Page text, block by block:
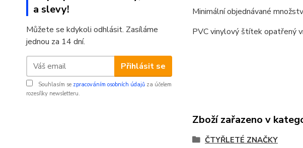
a slevy!
Můžete se kdykoli odhlásit. Zasíláme
jednou za 14 dní.
Přihlásit se
Souhlasím se zpracováním osobních údajů za účelem
rozesílky newsletteru.
Minimální objednávané
PVC vinylový štítek opatřený
Zboží zařazeno v
ČTYŘLETÉ ZNAČKY